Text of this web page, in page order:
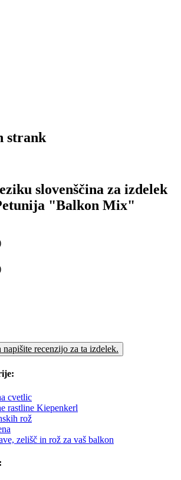
strank
slovenščina za izdelek
"Balkon Mix"
recenzijo za ta izdelek.
cvetlic
rastline Kiepenkerl
rož
zelišč in rož za vaš balkon